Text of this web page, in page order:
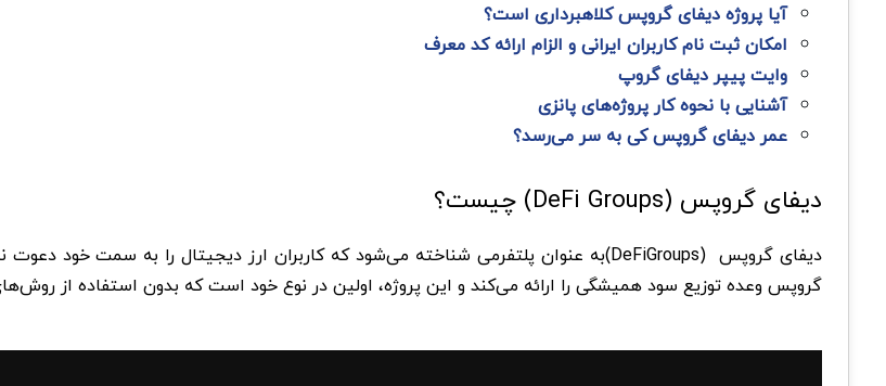
آیا پروژه دیفای گروپس کلاهبرداری است؟
امکان ثبت نام کاربران ایرانی و الزام ارائه کد معرف
وایت پیپر دیفای گروپ
آشنایی با نحوه کار پروژه‌ها‌ی پانزی
عمر دیفای گروپس کی به سر می‌رسد؟
دیفای گروپس (DeFi Groups) چیست؟
گروپس وعده توزیع سود همیشگی را ارائه می‌کند و این پروژه، اولین در نوع خود است که بدون استفاده از